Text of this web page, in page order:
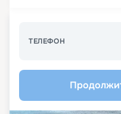
ТЕЛЕФОН